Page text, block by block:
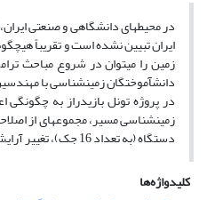
دستگاه (به تعداد 16 جک)، تغییر آرایش ابزارهای برشی کله‌حفار و ساخت 7 عدد مبدل گیربکس برای افزایش سرعت چرخش کله‎حفار، اجتناب ناپذیر بوده است
کلیدواژه‌ها